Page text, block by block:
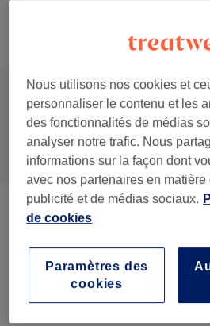
Recherchez dans notre liste
Tout
Beauté des
Forfaits (13)
Beauté Des Pieds (11)
(30 )
Nous utilisons nos cookies et
personnaliser le contenu et les
des fonctionnalités de médias
analyser notre trafic. Nous
informations sur la façon dont
avec nos partenaires en
publicité et de médias sociaux.
de cookies
Paramètres des
cookies